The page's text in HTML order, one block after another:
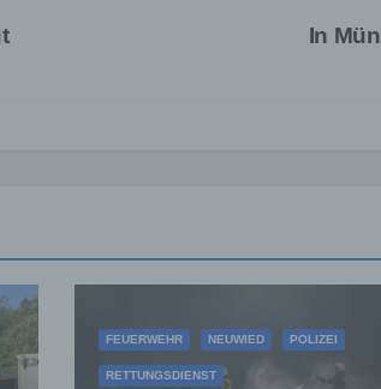
In
FEUERWEHR NEUWIED POLIZEI
RETTUNGSDIENST